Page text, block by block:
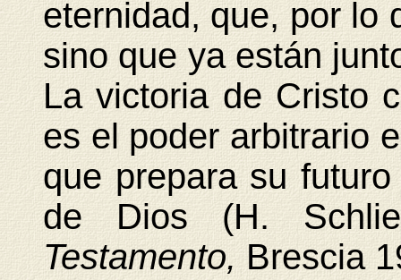
eternidad, que, por lo
sino que ya están
La victoria de Cristo
es el poder arbitrario
que prepara su
de Dios (H.
Testamento,Brescia